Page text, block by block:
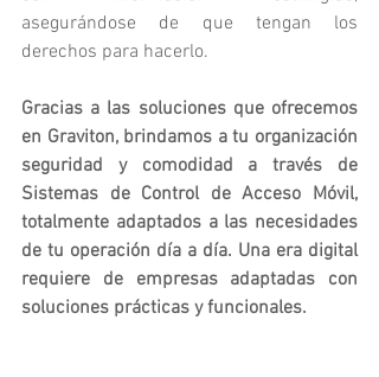
asegurándose de que tengan los
derechos para hacerlo.
Gracias a las soluciones que ofrecemos
en Graviton, brindamos a tu organización
seguridad y comodidad a través de
Sistemas de Control de Acceso Móvil,
totalmente adaptados a las necesidades
de tu operación día a día. Una era digital
requiere de empresas adaptadas con
soluciones prácticas y funcionales.